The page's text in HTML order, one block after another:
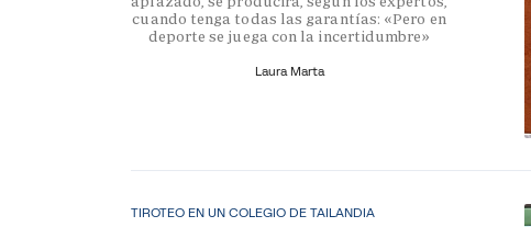
cuando tenga todas las garantías: «Pero en
deporte se juega con la incertidumbre»
Laura Marta
TIROTEO EN UN COLEGIO DE TAILANDIA